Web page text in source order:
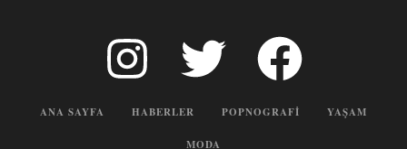
ANA SAYFA HABERLER POPNOGRAFI YAŞAM
MODA